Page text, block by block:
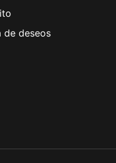
de deseos